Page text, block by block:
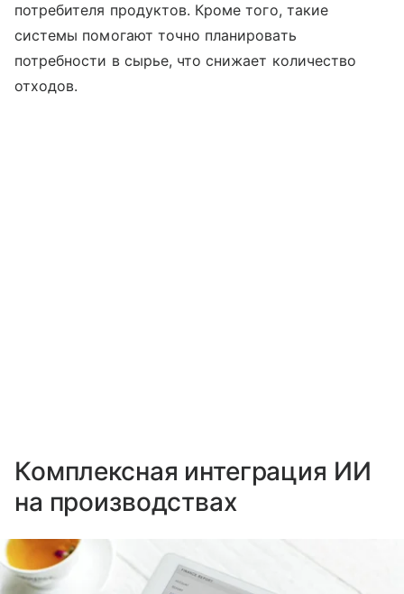
потребителя продуктов. Кроме того, такие
системы помогают точно планировать
потребности в сырье, что снижает количество
отходов.
Комплексная интеграция ИИ
на производствах